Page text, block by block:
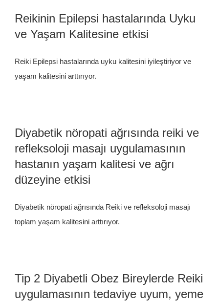
Reikinin Epilepsi hastalarında Uyku
ve Yaşam Kalitesine etkisi
Reiki Epilepsi hastalarında uyku kalitesini iyileştiriyor ve
yaşam kalitesini arttırıyor.
Diyabetik nöropati ağrısında reiki ve
refleksoloji masajı uygulamasının
hastanın yaşam kalitesi ve ağrı
düzeyine etkisi
Diyabetik nöropati ağrısında Reiki ve refleksoloji masajı
toplam yaşam kalitesini arttırıyor.
Tip 2 Diyabetli Obez Bireylerde Reiki
uygulamasının tedaviye uyum, yeme